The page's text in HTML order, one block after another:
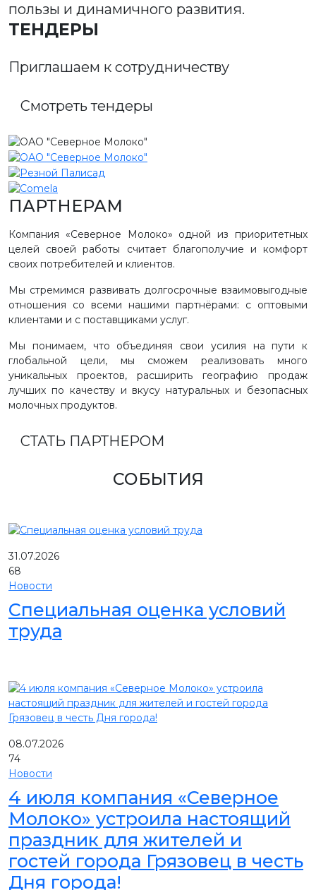
пользы и динамичного развития.
ТЕНДЕРЫ
Приглашаем к сотрудничеству
Смотреть тендеры
ПАРТНЕРАМ
Компания «Северное Молоко» одной из приоритетных
целей своей работы считает благополучие и комфорт
своих потребителей и клиентов.
Мы стремимся развивать долгосрочные взаимовыгодные
отношения со всеми нашими партнёрами: с оптовыми
клиентами и с поставщиками услуг.
Мы понимаем, что объединяя свои усилия на пути к
глобальной цели, мы сможем реализовать много
уникальных проектов, расширить географию продаж
лучших по качеству и вкусу натуральных и безопасных
молочных продуктов.
СТАТЬ ПАРТНЕРОМ
СОБЫТИЯ
31.07.2026
68
Новости
Специальная оценка условий
труда
08.07.2026
74
Новости
4 июля компания «Северное
Молоко» устроила настоящий
праздник для жителей и
гостей города Грязовец в честь
Дня города!